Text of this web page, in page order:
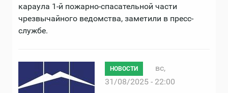
караула 1-й пожарно-спасательной части
чрезвычайного ведомства, заметили в пресс-
службе.
НОВОСТИ
вс,
31/08/2025 - 22:00